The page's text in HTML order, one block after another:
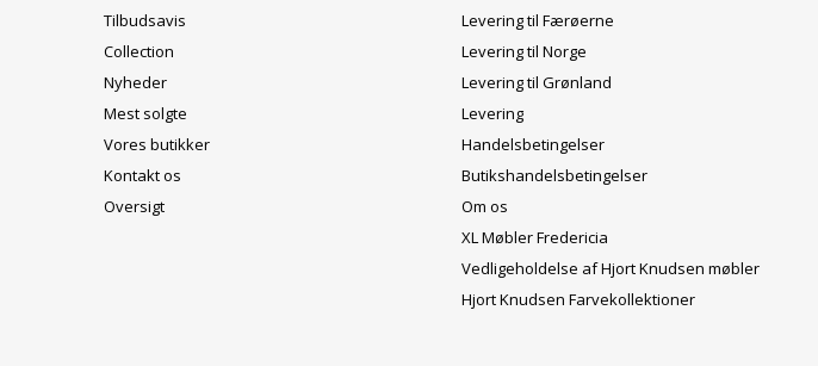
Tilbudsavis
Collection
Nyheder
Mest solgte
Vores butikker
Kontakt os
Oversigt
Levering til Færøerne
Levering til Norge
Levering til Grønland
Levering
Handelsbetingelser
Butikshandelsbetingelser
Om os
XL Møbler Fredericia
Vedligeholdelse af Hjort Knudsen møbler
Hjort Knudsen Farvekollektioner